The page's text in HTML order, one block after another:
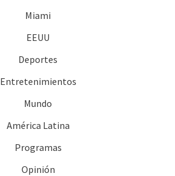
Miami
EEUU
Deportes
Entretenimientos
Mundo
América Latina
Programas
Opinión